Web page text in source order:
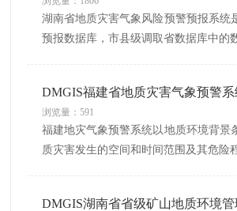
湖南省地质灾害气象风险预警预报系统
预报数据库，市县级调取省数据库中
DMGIS福建省地质灾害气象预警系
浏览量：591
福建地灾气象预警系统以地质环境背景
质灾害发生的空间和时间范围及其危
DMGIS湖南省省级矿山地质环境